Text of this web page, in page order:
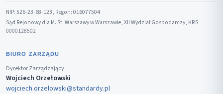
NIP: 526-23-68-123, Regon: 016077504
Sąd Rejonowy dla M. St. Warszawy w Warszawie, XII Wydział Gospodarczy, KRS
0000128502
BIURO ZARZĄDU
Dyrektor Zarządzający
Wojciech Orzełowski
wojciech.orzelowski@standardy.pl